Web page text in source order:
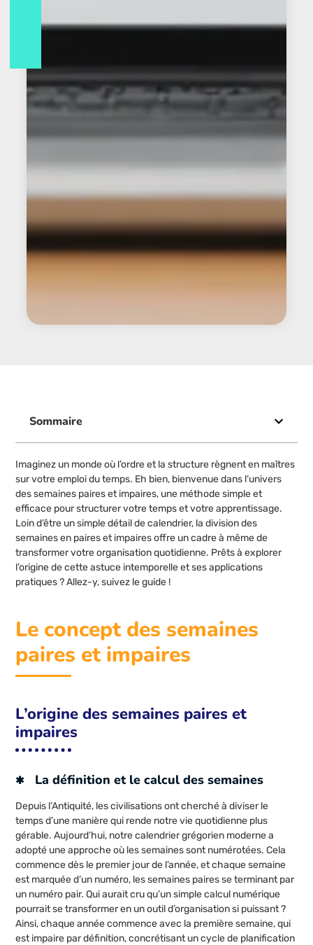
Sommaire
Imaginez un monde où l’ordre et la structure règnent en maîtres
sur votre emploi du temps. Eh bien, bienvenue dans l’univers
des semaines paires et impaires, une méthode simple et
efficace pour structurer votre temps et votre apprentissage.
Loin d’être un simple détail de calendrier, la division des
semaines en paires et impaires offre un cadre à même de
transformer votre organisation quotidienne. Prêts à explorer
l’origine de cette astuce intemporelle et ses applications
pratiques ? Allez-y, suivez le guide !
Le concept des semaines
paires et impaires
L’origine des semaines paires et
impaires
La définition et le calcul des semaines
Depuis l’Antiquité, les civilisations ont cherché à diviser le
temps d’une manière qui rende notre vie quotidienne plus
gérable. Aujourd’hui, notre calendrier grégorien moderne a
adopté une approche où les semaines sont numérotées. Cela
commence dès le premier jour de l’année, et chaque semaine
est marquée d’un numéro, les semaines paires se terminant par
un numéro pair. Qui aurait cru qu’un simple calcul numérique
pourrait se transformer en un outil d’organisation si puissant ?
Ainsi, chaque année commence avec la première semaine, qui
est impaire par définition, concrétisant un cycle de planification